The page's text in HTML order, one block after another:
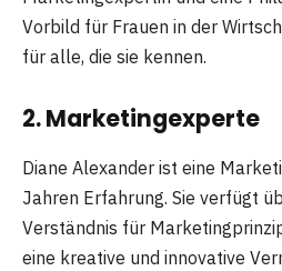
Vorbild für Frauen in der
für alle, die sie kennen.
2. Marketingexperte
Diane Alexander ist eine
Jahren Erfahrung. Sie verfügt
Verständnis für
eine kreative und innovative